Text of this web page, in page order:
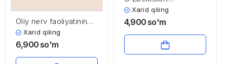
Oliy nerv faoliyatining
yosh xususiyatlari
Xarid qiling
6,900 so'm
Respublikasida
Sog’liqni saqlash tizimi
Xarid qiling
4,900 so'm